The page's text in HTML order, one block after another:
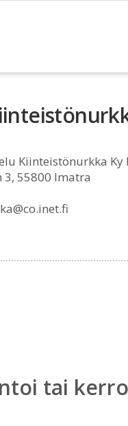
Kiinteistönurkka Ky
3, 55800 Imatra
tai